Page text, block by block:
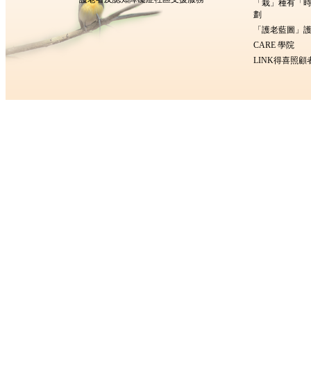
「栽」種有
劃
「護老藍圖」
CARE 學院
LINK得喜照顧